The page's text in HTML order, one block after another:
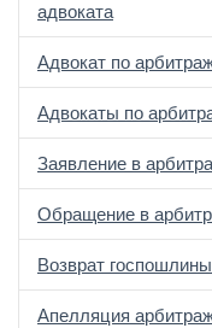
адвоката
Адвокат по
Адвокаты по
Заявление в
Обращение в
Возврат
Апелляция